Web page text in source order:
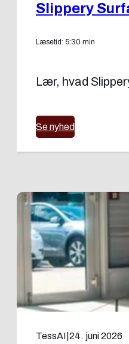
Slippery
Læsetid: 5:30 min
Lær, hvad
Se nyhed
TessAI 24. juni 2026